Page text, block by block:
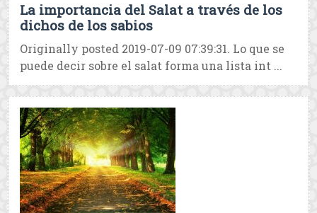
La importancia del Salat a través de los
dichos de los sabios
Originally posted 2019-07-09 07:39:31. Lo que se
puede decir sobre el salat forma una lista int ...